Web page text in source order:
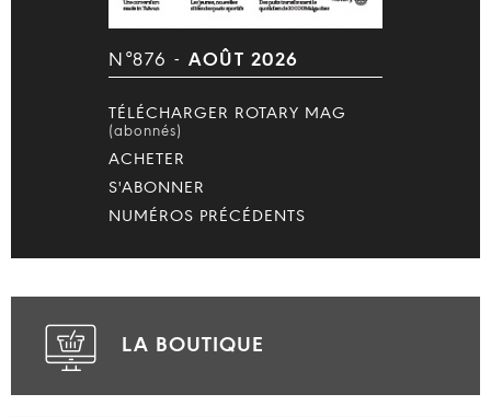
N°876 - AOÛT 2026
TÉLÉCHARGER ROTARY MAG
(abonnés)
ACHETER
S'ABONNER
NUMÉROS PRÉCÉDENTS
LA BOUTIQUE